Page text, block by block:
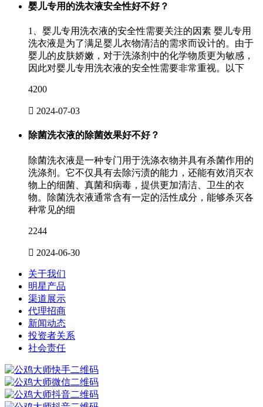
婴儿专用的洗衣液安全性好不好？
1、婴儿专用洗衣液的安全性需要关注的因素 婴儿专用
洗衣液是为了满足婴儿衣物清洁的需求而设计的。由于
婴儿的皮肤娇嫩，对于洗涤剂中的化学物质更为敏感，
因此对婴儿专用洗衣液的安全性需要非常重视。以下
4200
 2024-07-03
除菌洗衣液的除菌效果好不好？
除菌洗衣液是一种专门用于洗涤衣物并具有杀菌作用的
洗涤剂。它不仅具有去除污渍的能力，还能有效消灭衣
物上的细菌、真菌和病毒，提供更加清洁、卫生的衣
物。除菌洗衣液通常含有一定的活性成分，能够杀灭各
种常见的细
2244
 2024-06-30
关于我们
明星产品
渠道展示
代理招商
新闻动态
投资者关系
社会责任